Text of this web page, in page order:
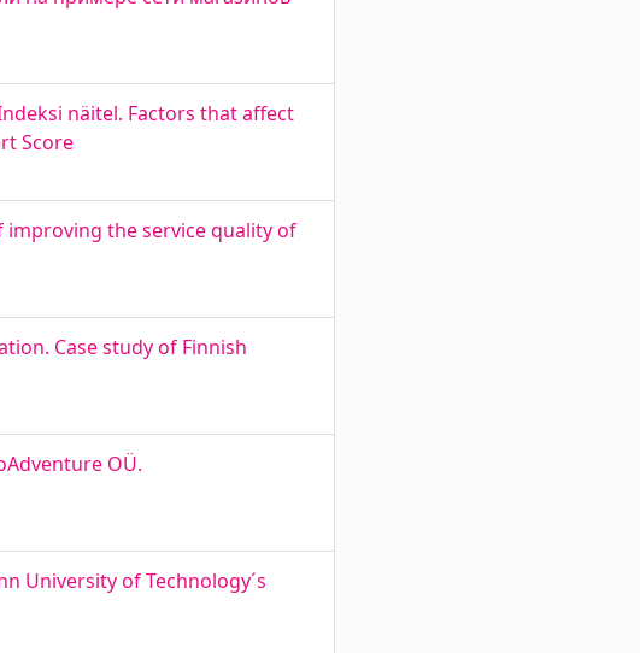
näitel. Factors that affect
Score
improving the service quality of
Case study of Finnish
OÜ.
University of Technology´s